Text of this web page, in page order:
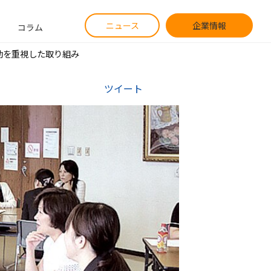
コラム ニュース 企業情報
重視した取り組み
ツイート